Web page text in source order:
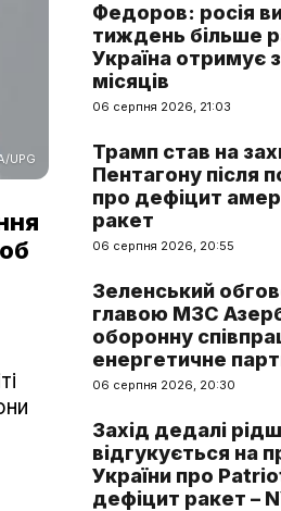
UPG
Федоров: росія
тиждень більше
Україна отримує
місяців
06 серпня 2026, 21:03
Трамп став на
Пентагону після
про дефіцит
ракет
06 серпня 2026, 20:55
Зеленський
главою МЗС
оборонну
енергетичне
06 серпня 2026, 20:30
Захід дедалі
відгукується на
України про
дефіцит ракет –